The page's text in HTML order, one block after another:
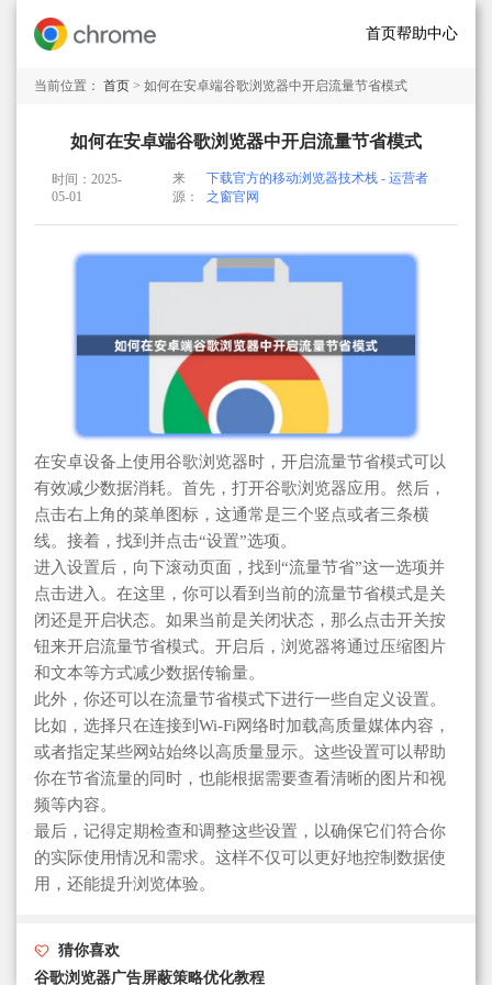
首页帮助中心
当前位置： 首页 > 如何在安卓端谷歌浏览器中开启流量节省模式
如何在安卓端谷歌浏览器中开启流量节省模式
时间：2025-
05-01
来
源：
下载官方的移动浏览器技术栈 - 运营者
之窗官网
在安卓设备上使用谷歌浏览器时，开启流量节省模式可以
有效减少数据消耗。首先，打开谷歌浏览器应用。然后，
点击右上角的菜单图标，这通常是三个竖点或者三条横
线。接着，找到并点击“设置”选项。
进入设置后，向下滚动页面，找到“流量节省”这一选项并
点击进入。在这里，你可以看到当前的流量节省模式是关
闭还是开启状态。如果当前是关闭状态，那么点击开关按
钮来开启流量节省模式。开启后，浏览器将通过压缩图片
和文本等方式减少数据传输量。
此外，你还可以在流量节省模式下进行一些自定义设置。
比如，选择只在连接到Wi-Fi网络时加载高质量媒体内容，
或者指定某些网站始终以高质量显示。这些设置可以帮助
你在节省流量的同时，也能根据需要查看清晰的图片和视
频等内容。
最后，记得定期检查和调整这些设置，以确保它们符合你
的实际使用情况和需求。这样不仅可以更好地控制数据使
用，还能提升浏览体验。
猜你喜欢
谷歌浏览器广告屏蔽策略优化教程